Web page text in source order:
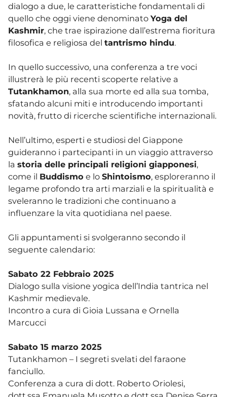
dialogo a due, le caratteristiche fondamentali di
quello che oggi viene denominato Yoga del
Kashmir, che trae ispirazione dall’estrema fioritura
filosofica e religiosa del tantrismo hindu.
In quello successivo, una conferenza a tre voci
illustrerà le più recenti scoperte relative a
Tutankhamon, alla sua morte ed alla sua tomba,
sfatando alcuni miti e introducendo importanti
novità, frutto di ricerche scientifiche internazionali.
Nell’ultimo, esperti e studiosi del Giappone
guideranno i partecipanti in un viaggio attraverso
la storia delle principali religioni giapponesi,
come il Buddismo e lo Shintoismo, esploreranno il
legame profondo tra arti marziali e la spiritualità e
sveleranno le tradizioni che continuano a
influenzare la vita quotidiana nel paese.
Gli appuntamenti si svolgeranno secondo il
seguente calendario:
Sabato 22 Febbraio 2025
Dialogo sulla visione yogica dell’India tantrica nel
Kashmir medievale.
Incontro a cura di Gioia Lussana e Ornella
Marcucci
Sabato 15 marzo 2025
Tutankhamon – I segreti svelati del faraone
fanciullo.
Conferenza a cura di dott. Roberto Oriolesi,